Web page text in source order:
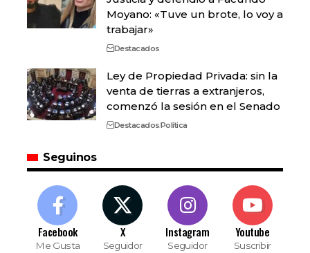
Moyano: «Tuve un brote, lo voy a
trabajar»
Destacados
Ley de Propiedad Privada: sin la
venta de tierras a extranjeros,
comenzó la sesión en el Senado
DestacadosPolítica
Seguinos
Facebook
Me Gusta
X
Seguidor
Instagram
Seguidor
Youtube
Suscribir